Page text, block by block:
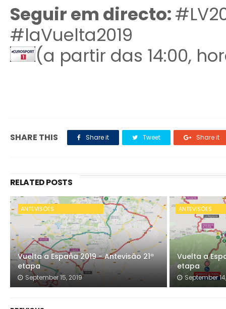
Seguir em directo:
#laVuelta2019
(a partir das 14:00,
SHARE THIS Share it Tweet Share it
RELATED POSTS
ANTEVISÕES
Vuelta a España 2019 - Antevisão 21ª
etapa
September 15, 2019
ANTEVISÕES
Vuelta a
etapa
September